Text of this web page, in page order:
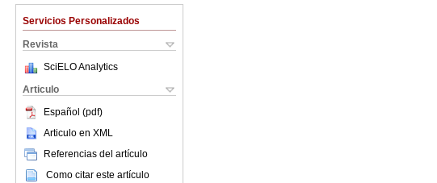
Servicios Personalizados
Revista
SciELO Analytics
Articulo
Español (pdf)
Articulo en XML
Referencias del artículo
Como citar este artículo